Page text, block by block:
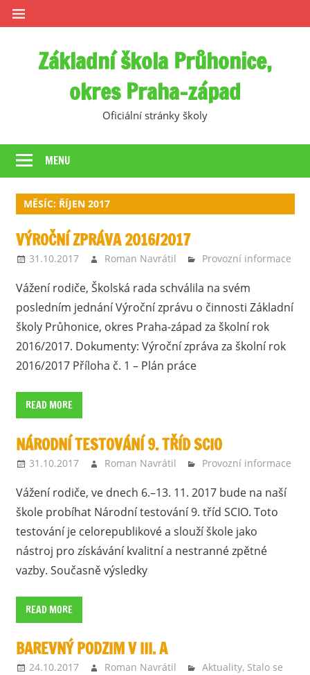
Skip
to
Základní škola Průhonice,
okres Praha-západ
Oficiální stránky školy
MENU
MĚSÍC: ŘÍJEN 2017
VÝROČNÍ ZPRÁVA 2016/2017
31.10.2017 Roman Navrátil Provozní informace
Vážení rodiče, Školská rada schválila na svém
posledním jednání Výroční zprávu o činnosti Základní
školy Průhonice, okres Praha-západ za školní rok
2016/2017. Dokumenty: Výroční zpráva za školní rok
2016/2017 Příloha č. 1 – Plán práce
READ MORE
NÁRODNÍ TESTOVÁNÍ 9. TŘÍD SCIO
31.10.2017 Roman Navrátil Provozní informace
Vážení rodiče, ve dnech 6.–13. 11. 2017 bude na naší
škole probíhat Národní testování 9. tříd SCIO. Toto
testování je celorepublikové a slouží škole jako
nástroj pro získávání kvalitní a nestranné zpětné
vazby. Současně výsledky
READ MORE
BAREVNÝ PODZIM V III. A
24.10.2017 Roman Navrátil Aktuality, Stalo se